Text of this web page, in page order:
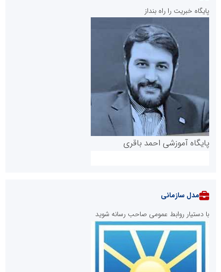
پایگاه خبریت را راه بنداز
پایگاه آموزشی احمد باقری
مدل سازمانی
با دستیار روابط عمومی صاحب رسانه شوید